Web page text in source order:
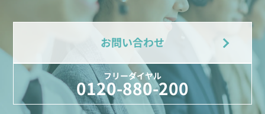
お問い合わせ
フリーダイヤル
0120-880-200